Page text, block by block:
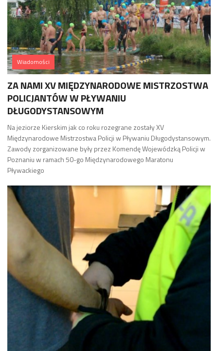
Wiadomości
ZA NAMI XV MIĘDZYNARODOWE MISTRZOSTWA
POLICJANTÓW W PŁYWANIU
DŁUGODYSTANSOWYM
Na jeziorze Kierskim jak co roku rozegrane zostały XV
Międzynarodowe Mistrzostwa Policji w Pływaniu Długodystansowym.
Zawody zorganizowane były przez Komendę Wojewódzką Policji w
Poznaniu w ramach 50-go Międzynarodowego Maratonu
Pływackiego